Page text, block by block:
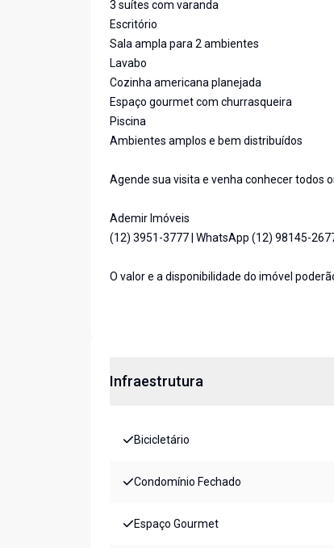
3 suítes com varanda
Escritório
Sala ampla para 2 ambientes
Lavabo
Cozinha americana planejada
Espaço gourmet com churrasqueira
Piscina
Ambientes amplos e bem distribuídos
Agende sua visita e venha conhecer todos
Ademir Imóveis
(12) 3951-3777 | WhatsApp (12) 98145-
O valor e a disponibilidade do imóvel
Infraestrutura
Bicicletário
Condomínio Fechado
Espaço Gourmet